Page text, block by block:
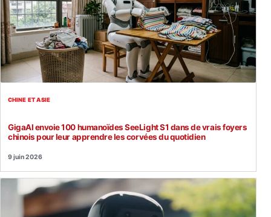
CHINE ET ASIE
GigaAI envoie 100 humanoïdes SeeLight S1 dans de vrais foyers
chinois pour leur apprendre les corvées du quotidien
9 juin 2026